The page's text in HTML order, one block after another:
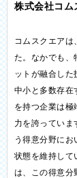
株式会社コ
コムスクエアは
た。なかでも、
ットが融合し
中小と多数存在
を持つ企業は
力を誇ってい
う得意分野に
状態を維持して
は、この得意分